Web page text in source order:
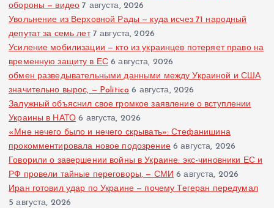
обороны — видео 7 августа, 2026
Увольнение из Верховной Рады — куда исчез 71 народный
депутат за семь лет 7 августа, 2026
Усиление мобилизации — кто из украинцев потеряет право на
временную защиту в ЕС 6 августа, 2026
обмен разведывательными данными между Украиной и США
значительно вырос, — Politico 6 августа, 2026
Залужный объяснил свое громкое заявление о вступлении
Украины в НАТО 6 августа, 2026
«Мне нечего было и нечего скрывать»: Стефанишина
прокомментировала новое подозрение 6 августа, 2026
Говорили о завершении войны в Украине: экс-чиновники ЕС и
РФ провели тайные переговоры, — СМИ 6 августа, 2026
Иран готовил удар по Украине — почему Тегеран передумал
5 августа, 2026